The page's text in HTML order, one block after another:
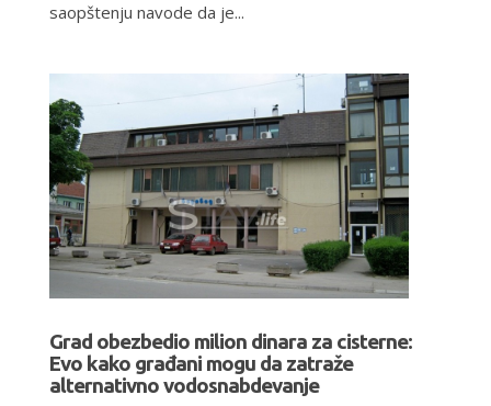
saopštenju navode da je...
Grad obezbedio milion dinara za cisterne:
Evo kako građani mogu da zatraže
alternativno vodosnabdevanje